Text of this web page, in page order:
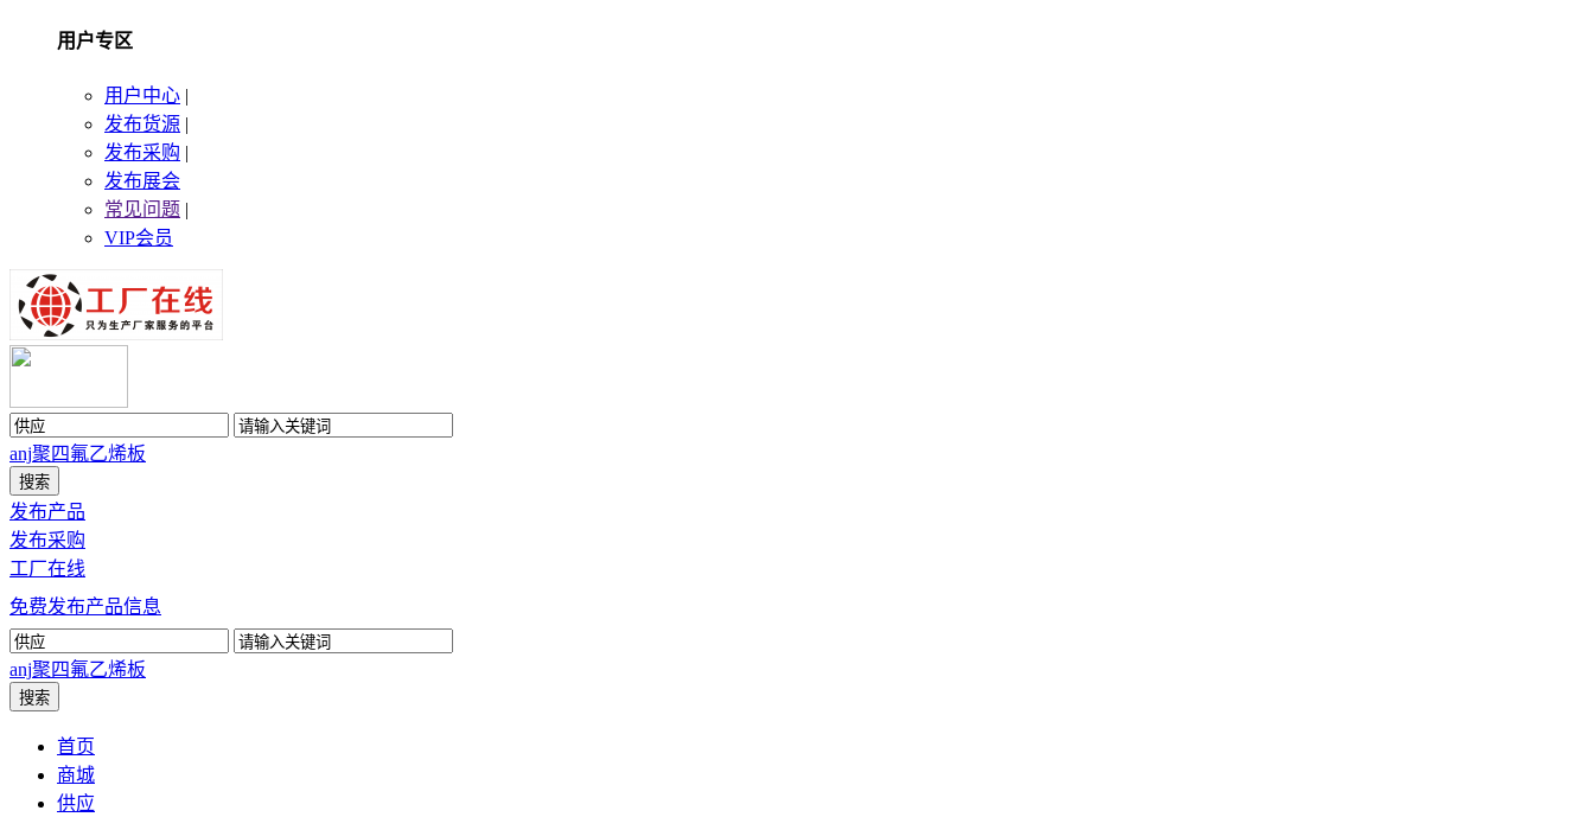
用户专区
用户中心 |
发布货源 |
发布采购 |
发布展会
常见问题 |
VIP会员
anj聚四氟乙烯板
发布产品
发布采购
工厂在线
免费发布产品信息
anj聚四氟乙烯板
首页
商城
供应